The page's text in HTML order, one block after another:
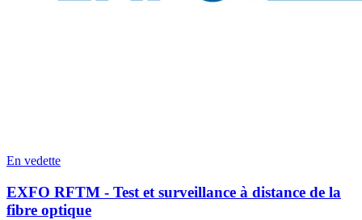
En vedette
EXFO RFTM - Test et surveillance à distance de la
fibre optique